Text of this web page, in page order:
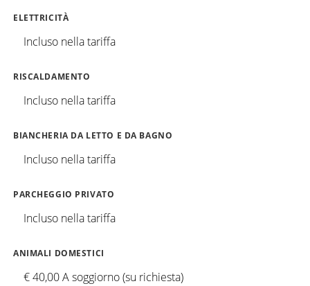
ELETTRICITÀ
Incluso nella tariffa
RISCALDAMENTO
Incluso nella tariffa
BIANCHERIA DA LETTO E DA BAGNO
Incluso nella tariffa
PARCHEGGIO PRIVATO
Incluso nella tariffa
ANIMALI DOMESTICI
€ 40,00 A soggiorno (su richiesta)